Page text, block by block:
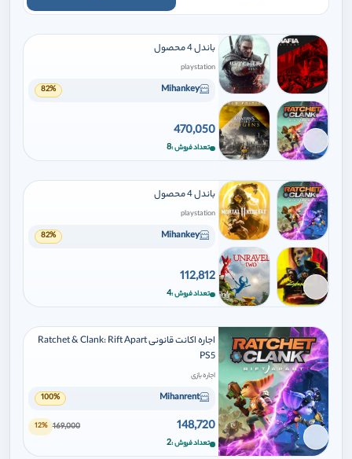
برای افزودن وارد شوید
باندل 4 محصول
playstation
Mihankey
82%
470,050
تعداد فروش 8
برای افزودن وارد شوید
باندل 4 محصول
playstation
Mihankey
82%
112,812
تعداد فروش 4
برای افزودن وارد شوید
اجاره اکانت قانونی Ratchet & Clank: Rift Apart
PS5
اجاره بازی
Mihanrent
100%
148,720
169,000
12%
تعداد فروش 2